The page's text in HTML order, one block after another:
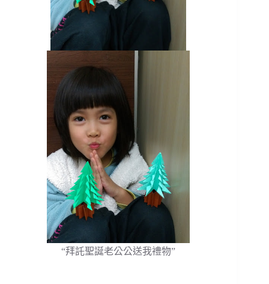
“拜託聖誕老公公送我禮物”